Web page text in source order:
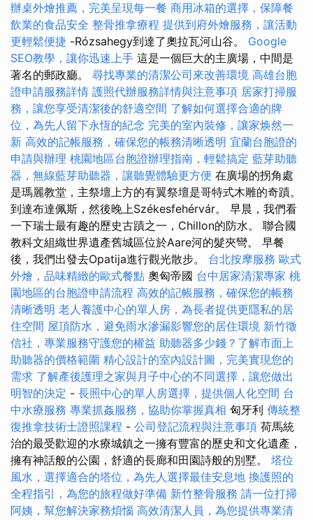
辦桌外燴推薦，完美呈現每一餐 商用冰箱的選擇，保障餐
飲業的食品安全 整骨推拿療程 提供到府外燴服務，讓活動
更輕鬆便捷 -Rózsahegy到達了奧拉瓦河山谷。 Google
SEO教學，讓你迅速上手 這是一個巨大的主廣場，中間是
著名的郵政廳。 尋找專業的清潔公司來改善環境 高雄台胞
證申請服務詳情 護照代辦服務詳情與注意事項 居家打掃服
務，讓您享受清潔後的舒適空間 了解如何選擇合適的牌
位，為先人留下永恆的紀念 完美的室內裝修，讓家焕然一
新 高效的記帳服務，確保您的帳務清晰透明 宜蘭台胞證的
申請與辦理 桃園地區台胞證辦理指南，輕鬆搞定 藍芽助聽
器，無線藍芽助聽器，讓聽覺體驗更方便 在廣場的拐角處
是瑪麗教堂，主祭壇上方的有翼祭壇是哥特式木雕的奇蹟。
到達布達佩斯，然後晚上Székesfehérvár。 早晨，我們看
一下瑞士最有趣的歷史古蹟之一，Chillon的防水。 聯合國
教科文組織世界遺產舊城區位於Aare河的髮夾彎。 早餐
後，我們出發去Opatija進行觀光散步。 台北按摩服務 歐式
外燴，品味精緻的歐式餐點 奧匈帝國 台中居家清潔專家 桃
園地區的台胞證申請流程 高效的記帳服務，確保您的帳務
清晰透明 老人養護中心的單人房，為長者提供更隱私的居
住空間 屋頂防水，避免雨水滲漏影響您的居住環境 新竹徵
信社，專業服務守護您的權益 助聽器多少錢？了解市面上
助聽器的價格範圍 精心設計的室內設計圖，完美實現您的
需求 了解產後護理之家與月子中心的不同選擇，讓您做出
明智的決定 - 長照中心的單人房選擇，提供個人化空間 台
中水療服務 專業抓姦服務，協助你掌握真相 匈牙利 傳統整
復推拿技術士證照課程 - 公司登記流程與注意事項 荷馬統
治的最受歡迎的水療城鎮之一擁有豐富的歷史和文化遺產，
擁有神話般的公園，舒適的長廊和田園詩般的別墅。 塔位
風水，選擇適合的塔位，為先人選擇最佳安息地 換護照的
全程指引，為您的旅程做好準備 新竹整骨服務 請一位打掃
阿姨，幫您解決家務煩惱 高效清潔人員，為您提供專業清